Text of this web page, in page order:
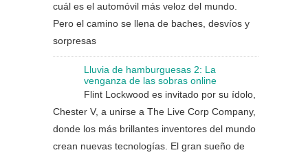
cuál es el automóvil más veloz del mundo.
Pero el camino se llena de baches, desvíos y
sorpresas
Lluvia de hamburguesas 2: La
venganza de las sobras online
Flint Lockwood es invitado por su ídolo,
Chester V, a unirse a The Live Corp Company,
donde los más brillantes inventores del mundo
crean nuevas tecnologías. El gran sueño de